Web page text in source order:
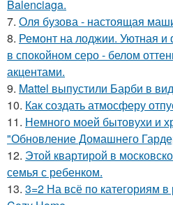
Balenciaga.
7. Оля бузова - настоящая
8. Ремонт на лоджии. Уютная
в спокойном серо - белом
акцентами.
9. Mattel выпустили Барби в
10. Как создать атмосферу
11. Немного моей бытовухи и
"Обновление Домашнего
12. Этой квартирой в
семья с ребенком.
13. 3=2 На всё по категориям